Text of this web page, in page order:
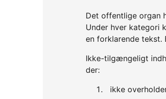
Det offentlige organ
Under hver kategori
en forklarende tekst.
Ikke-tilgængeligt
der:
ikke